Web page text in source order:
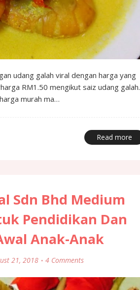
udang galah viral dengan harga yang
RM1.50 mengikut saiz udang galah.
murah ma…
Read more
Sdn Bhd Medium
Pendidikan Dan
Anak-Anak
21, 2018 4 Comments